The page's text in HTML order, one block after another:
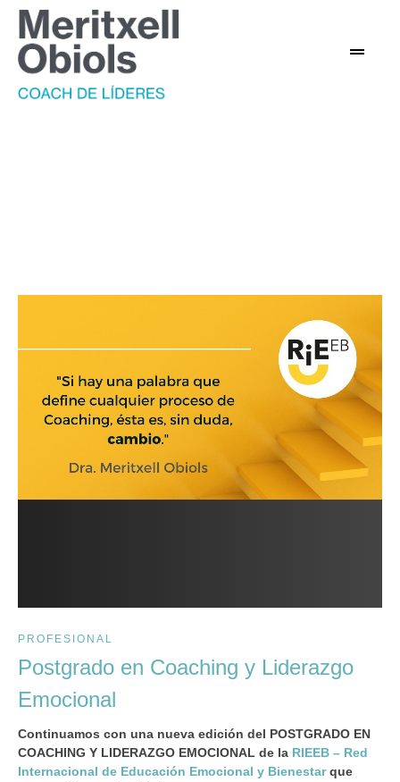
PROFESIONAL
Postgrado en Coaching y Liderazgo
Emocional
Continuamos con una nueva edición del POSTGRADO EN
COACHING Y LIDERAZGO EMOCIONAL de la RIEEB – Red
Internacional de Educación Emocional y Bienestarque